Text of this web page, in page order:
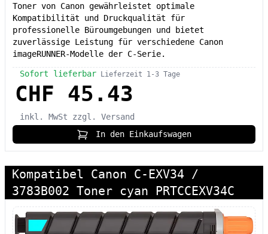
Toner von Canon gewährleistet optimale
Kompatibilität und Druckqualität für
professionelle Büroumgebungen und bietet
zuverlässige Leistung für verschiedene Canon
imageRUNNER-Modelle der C-Serie.
Sofort lieferbar Lieferzeit 1-3 Tage
CHF 45.43
inkl. MwSt
zzgl. Versand
In den Einkaufswagen
Kompatibel Canon C-EXV34 /
3783B002 Toner cyan PRTCCEXV34C